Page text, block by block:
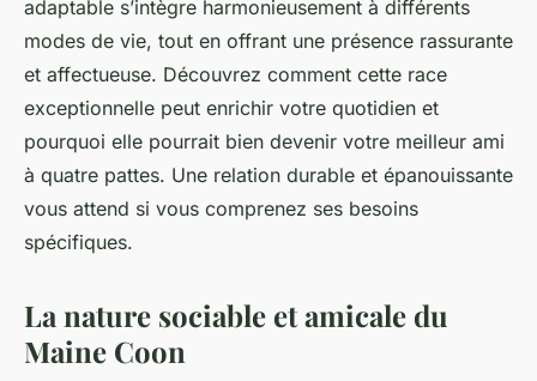
adaptable s’intègre harmonieusement à différents
modes de vie, tout en offrant une présence rassurante
et affectueuse. Découvrez comment cette race
exceptionnelle peut enrichir votre quotidien et
pourquoi elle pourrait bien devenir votre meilleur ami
à quatre pattes. Une relation durable et épanouissante
vous attend si vous comprenez ses besoins
spécifiques.
La nature sociable et amicale du
Maine Coon